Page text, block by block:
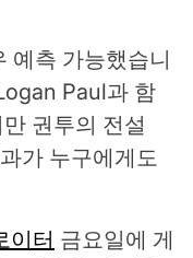
예측 가능했습니
Paul과 함
권투의 전설
가 누구에게도
이터 금요일에 게